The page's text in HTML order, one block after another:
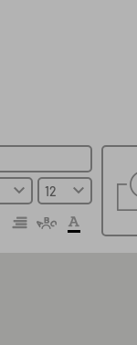
Spara fil lokalt
Spara online